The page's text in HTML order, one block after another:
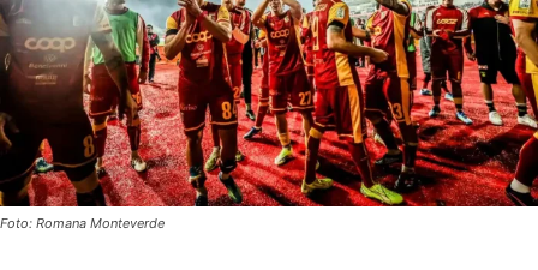
Foto: Romana Monteverde